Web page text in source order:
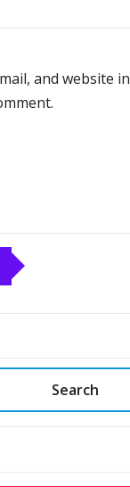
and website
Search